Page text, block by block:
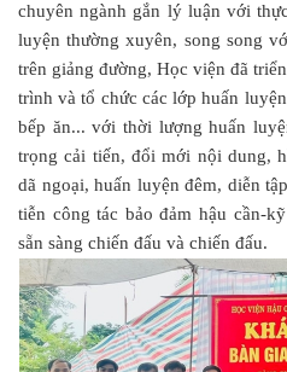
chuyên ngành gắn lý luận với
luyện thường xuyên, song song
trên giảng đường, Học viện đã
trình và tổ chức các lớp huấn
bếp ăn... với thời lượng huấn
trọng cải tiến, đổi mới nội dung,
dã ngoại, huấn luyện đêm, diễn
tiễn công tác bảo đảm hậu cần-
sẵn sàng chiến đấu và chiến đấu.